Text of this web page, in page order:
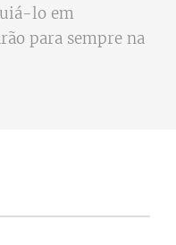
lo em
para sempre na